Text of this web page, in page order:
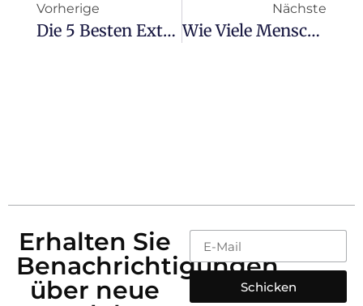
Vorherige
Die 5 Besten Externen RDKS-Systeme Zum Selberbauen Im Jahr 2025
Nächste
Wie Viele Menschen Laden Täglich Ihr Handy Im Auto Auf? Statistiken Und Trends Für 2025
Erhalten Sie
Benachrichtigungen
über neue
Schicken